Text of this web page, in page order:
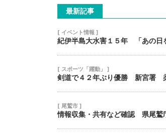
最新記事
[ イベント情報 ]
紀伊半島大水害１５年 「あの
[ スポーツ「躍動」 ]
剣道で４２年ぶり優勝 新宮署
[ 尾鷲市 ]
情報収集・共有など確認 県尾